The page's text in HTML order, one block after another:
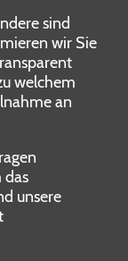
sind
wir Sie
welchem
an
das
unsere